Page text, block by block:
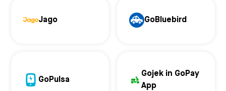
Jago GoBluebird
GoPulsa
Gojek in GoPay
App